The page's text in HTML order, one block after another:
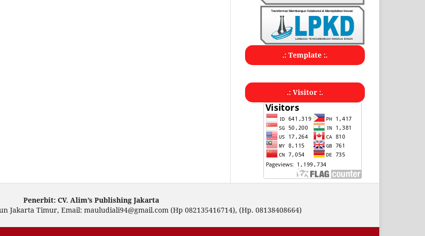
.: Template :.
.: Visitor :.
Penerbit: CV. Alim’s Publishing Jakarta
Jakarta Timur, Email: mauludiali94@gmail.com (Hp 082135416714), (Hp. 08138408664)